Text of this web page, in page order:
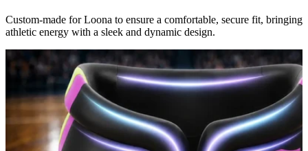
Custom-made for Loona to ensure a comfortable, secure fit, bringing
athletic energy with a sleek and dynamic design.